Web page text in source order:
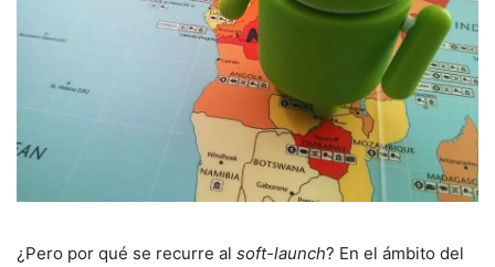
¿Pero por qué se recurre al soft-launch? En el ámbito del